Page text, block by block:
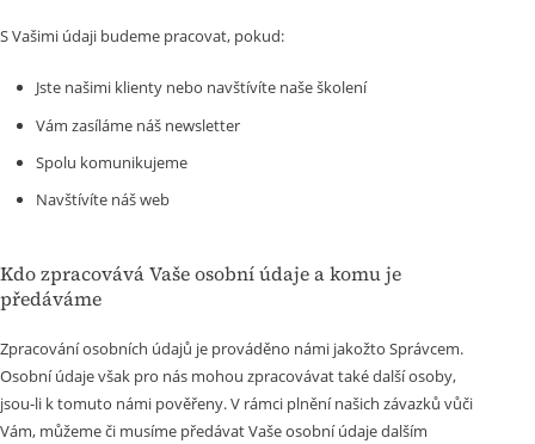
S Vašimi údaji budeme pracovat, pokud:
Jste našimi klienty nebo navštívíte naše školení
Vám zasíláme náš newsletter
Spolu komunikujeme
Navštívíte náš web
Kdo zpracovává Vaše osobní údaje a komu je
předáváme
Zpracování osobních údajů je prováděno námi jakožto Správcem.
Osobní údaje však pro nás mohou zpracovávat také další osoby,
jsou-li k tomuto námi pověřeny. V rámci plnění našich závazků vůči
Vám, můžeme či musíme předávat Vaše osobní údaje dalším